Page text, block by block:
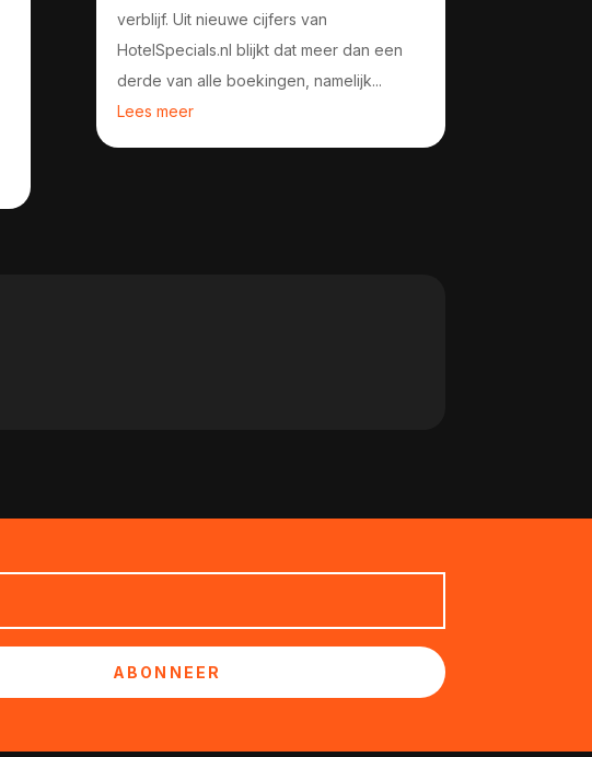
verblijf. Uit nieuwe cijfers van
HotelSpecials.nl blijkt dat meer dan een
derde van alle boekingen, namelijk...
Lees meer
ABONNEER